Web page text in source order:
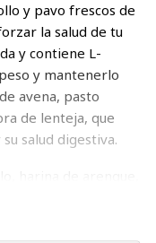
y pavo frescos de
la salud de tu
y contiene L-
y mantenerlo
avena, pasto
de lenteja, que
salud digestiva.
de pollo, hierba
enteras,